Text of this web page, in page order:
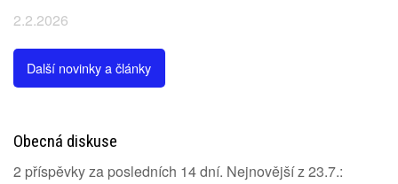
2.2.2026
Další novinky a články
Obecná diskuse
2 příspěvky za posledních 14 dní. Nejnovější z 23.7.: